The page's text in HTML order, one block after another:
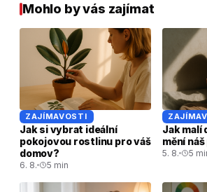
Mohlo by vás zajímat
ZAJÍMAVOSTI
Jak si vybrat ideální
pokojovou rostlinu pro váš
domov?
6. 8. 5 min
Jak malí
mění
5. 8. 5